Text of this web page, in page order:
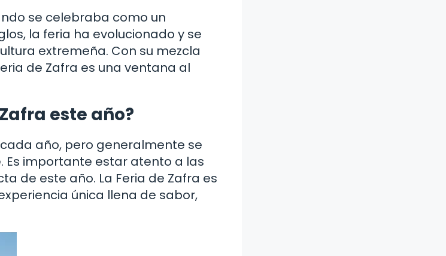
se celebraba como un
la feria ha evolucionado y se
extremeña. Con su mezcla
de Zafra es una ventana al
este año?
año, pero generalmente se
Es importante estar atento a las
de este año. La Feria de Zafra es
única llena de sabor,